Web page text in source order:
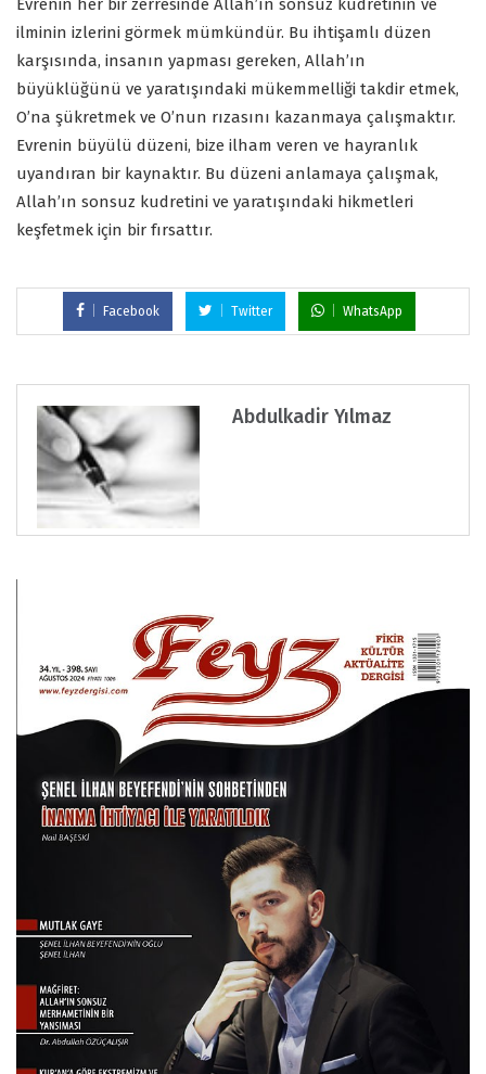
Evrenin her bir zerresinde Allah’ın sonsuz kudretinin ve
ilminin izlerini görmek mümkündür. Bu ihtişamlı düzen
karşısında, insanın yapması gereken, Allah’ın
büyüklüğünü ve yaratışındaki mükemmelliği takdir etmek,
O’na şükretmek ve O’nun rızasını kazanmaya çalışmaktır.
Evrenin büyülü düzeni, bize ilham veren ve hayranlık
uyandıran bir kaynaktır. Bu düzeni anlamaya çalışmak,
Allah’ın sonsuz kudretini ve yaratışındaki hikmetleri
keşfetmek için bir fırsattır.
Facebook Twitter WhatsApp
Abdulkadir Yılmaz